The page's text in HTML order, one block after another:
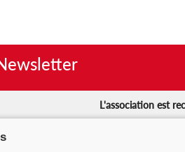
L'association est